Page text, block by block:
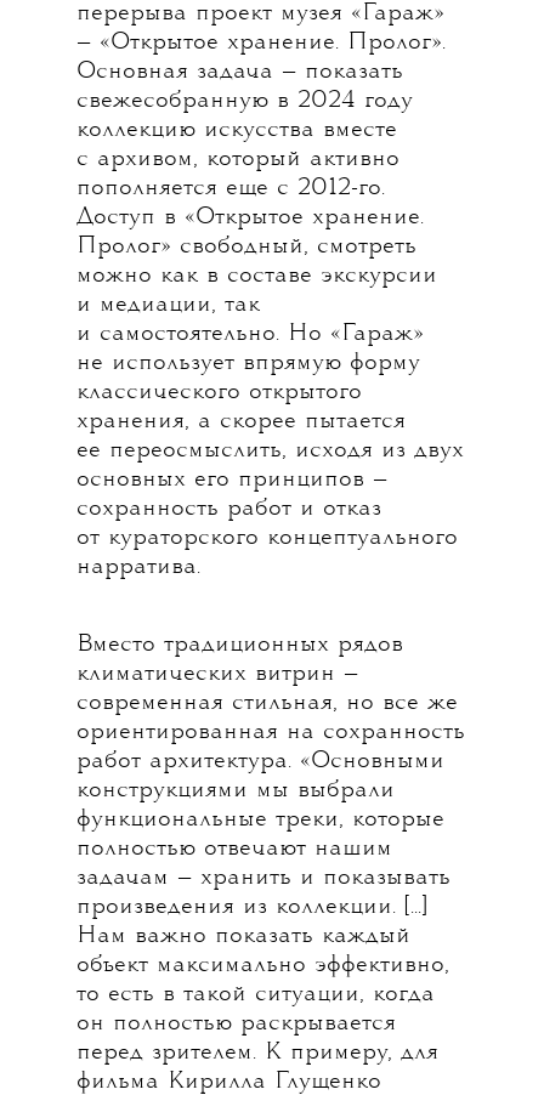
перерыва проект музея «Гараж»
— «Открытое хранение. Пролог».
Основная задача — показать
свежесобранную в 2024 году
коллекцию искусства вместе
с архивом, который активно
пополняется еще с 2012-го.
Доступ в «Открытое хранение.
Пролог» свободный, смотреть
можно как в составе экскурсии
и медиации, так
и самостоятельно. Но «Гараж»
не использует впрямую форму
классического открытого
хранения, а скорее пытается
ее переосмыслить, исходя из двух
основных его принципов —
сохранность работ и отказ
от кураторского концептуального
нарратива.
Вместо традиционных рядов
климатических витрин —
современная стильная, но все же
ориентированная на сохранность
работ архитектура. «Основными
конструкциями мы выбрали
функциональные треки, которые
полностью отвечают нашим
задачам — хранить и показывать
произведения из коллекции. [...]
Нам важно показать каждый
объект максимально эффективно,
то есть в такой ситуации, когда
он полностью раскрывается
перед зрителем. К примеру, для
фильма Кирилла Глущенко